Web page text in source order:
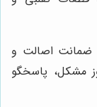
ضمانت اصالت و
مشکل، پاسخگو